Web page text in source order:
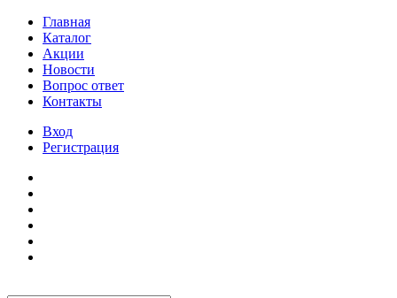
Главная
Каталог
Акции
Новости
Вопрос ответ
Контакты
Вход
Регистрация